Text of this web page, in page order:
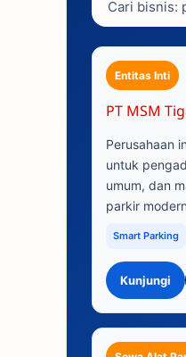
Entitas Inti
PT MSM
Perusahaan
untuk
umum, dan
parkir
Smart Parking
Kunjungi